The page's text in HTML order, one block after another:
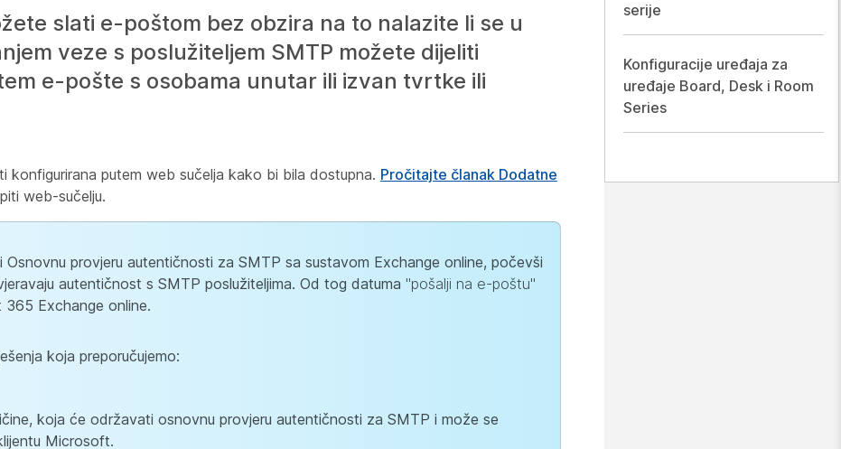
slati e-poštom bez obzira na to nalazite li se u
veze s poslužiteljem SMTP možete dijeliti
e-pošte s osobama unutar ili izvan tvrtke ili
putem web sučelja kako bi bila dostupna. Pročitajte članak Dodatne
web-sučelju.
provjeru autentičnosti za SMTP sa sustavom Exchange online, počevši
autentičnost s SMTP poslužiteljima. Od tog datuma "pošalji na e-poštu"
Exchange online.
koja preporučujemo:
koja će održavati osnovnu provjeru autentičnosti za SMTP i može se
Microsoft.
serije
Konfiguracije uređaja za
uređaje Board, Desk i Room
Series